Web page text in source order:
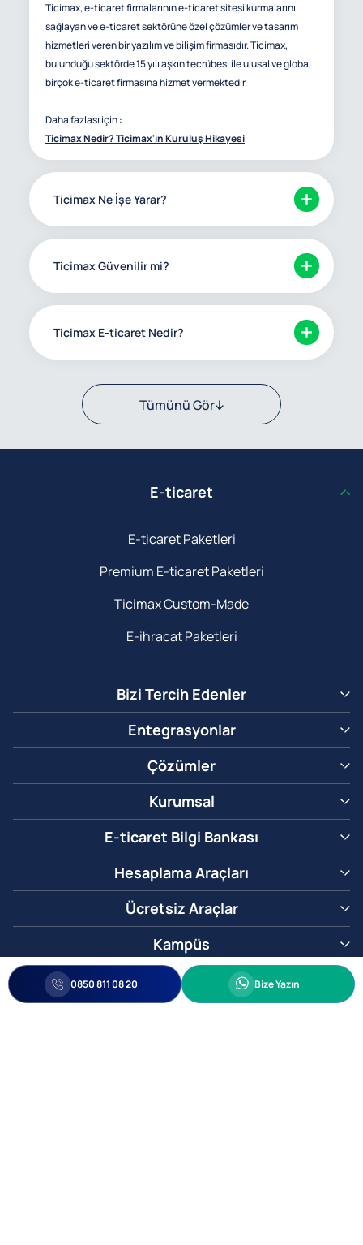
Ticimax, e-ticaret firmalarının e-ticaret sitesi kurmalarını
sağlayan ve e-ticaret sektörüne özel çözümler ve tasarım
hizmetleri veren bir yazılım ve bilişim firmasıdır. Ticimax,
bulunduğu sektörde 15 yılı aşkın tecrübesi ile ulusal ve global
birçok e-ticaret firmasına hizmet vermektedir.
Daha fazlası için :
Ticimax Nedir? Ticimax'ın Kuruluş Hikayesi
Ticimax Ne İşe Yarar?
Ticimax Güvenilir mi?
Ticimax E-ticaret Nedir?
Tümünü Gör
E-ticaret
E-ticaret Paketleri
Premium E-ticaret Paketleri
Ticimax Custom-Made
E-ihracat Paketleri
Bizi Tercih Edenler
Entegrasyonlar
Çözümler
Kurumsal
E-ticaret Bilgi Bankası
Hesaplama Araçları
Ücretsiz Araçlar
Kampüs
0850 811 08 20 Whatsapp
Bize Yazın
0850 811 08 20